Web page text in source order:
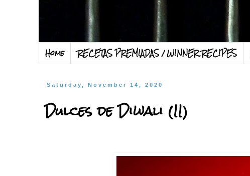
Home RECETAS PREMIADAS / WINNER RECIPES
Saturday, November 14, 2020
Dulces de Diwali (II)